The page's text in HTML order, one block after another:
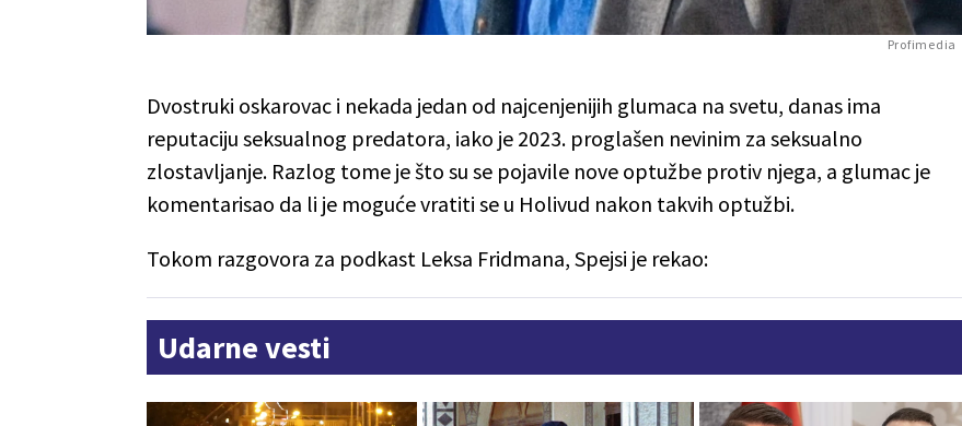
Profimedia
Dvostruki oskarovac i nekada jedan od najcenjenijih glumaca na svetu, danas ima
reputaciju seksualnog predatora, iako je 2023. proglašen nevinim za seksualno
zlostavljanje. Razlog tome je što su se pojavile nove optužbe protiv njega, a glumac je
komentarisao da li je moguće vratiti se u Holivud nakon takvih optužbi.
Tokom razgovora za podkast Leksa Fridmana, Spejsi je rekao:
Udarne vesti